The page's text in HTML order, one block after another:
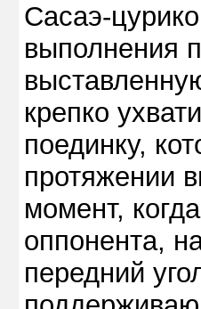
Сасаэ-
выполнения
крепко
поединку,
протяжении
момент,
оппонента,
передний